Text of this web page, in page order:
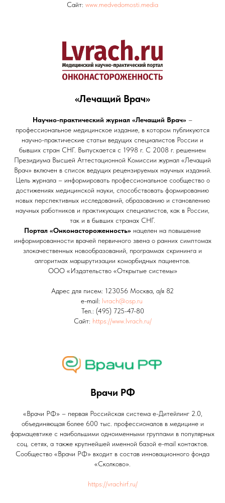
Сайт: www.medvedomosti.media
«Лечащий Врач»
Научно-практический журнал «Лечащий Врач» –
профессиональное медицинское издание, в котором публикуются
научно-практические статьи ведущих специалистов России и
бывших стран СНГ. Выпускается с 1998 г. С 2008 г. решением
Президиума Высшей Аттестационной Комиссии журнал «Лечащий
Врач» включен в список ведущих рецензируемых научных изданий.
Цель журнала – информировать профессиональное сообщество о
достижениях медицинской науки, способствовать формированию
новых перспективных исследований, образованию и становлению
научных работников и практикующих специалистов, как в России,
так и в бывших странах СНГ.
Портал «Онконастороженность» нацелен на повышение
информированности врачей первичного звена о ранних симптомах
злокачественных новообразований, программах скрининга и
алгоритмах маршрутизации коморбидных пациентов.
ООО «Издательство «Открытые системы»
Адрес для писем: 123056 Москва, а/я 82
e-mail: lvrach@osp.ru
Тел.: (495) 725-47-80
Сайт: https://www.lvrach.ru/
Врачи РФ
«Врачи РФ» – первая Российская система е-Дитейлинг 2.0,
объединяющая более 600 тыс. профессионалов в медицине и
фармацевтике с наибольшими одноименными группами в популярных
соц. сетях, а также крупнейшей именной базой e-mail контактов.
Сообщество «Врачи РФ» входит в состав инновационного фонда
«Сколково».
https://vrachirf.ru/